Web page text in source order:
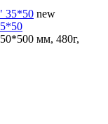
new
мм, 480г,